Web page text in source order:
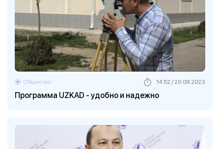
Программа UZKAD - удобно и надежно
Общество 14:52 / 20.08.2023